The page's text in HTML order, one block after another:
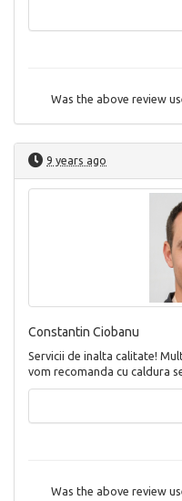
Was the above review
9 years ago
Constantin Ciobanu
Servicii de inalta calitate!
vom recomanda cu caldura
Was the above review